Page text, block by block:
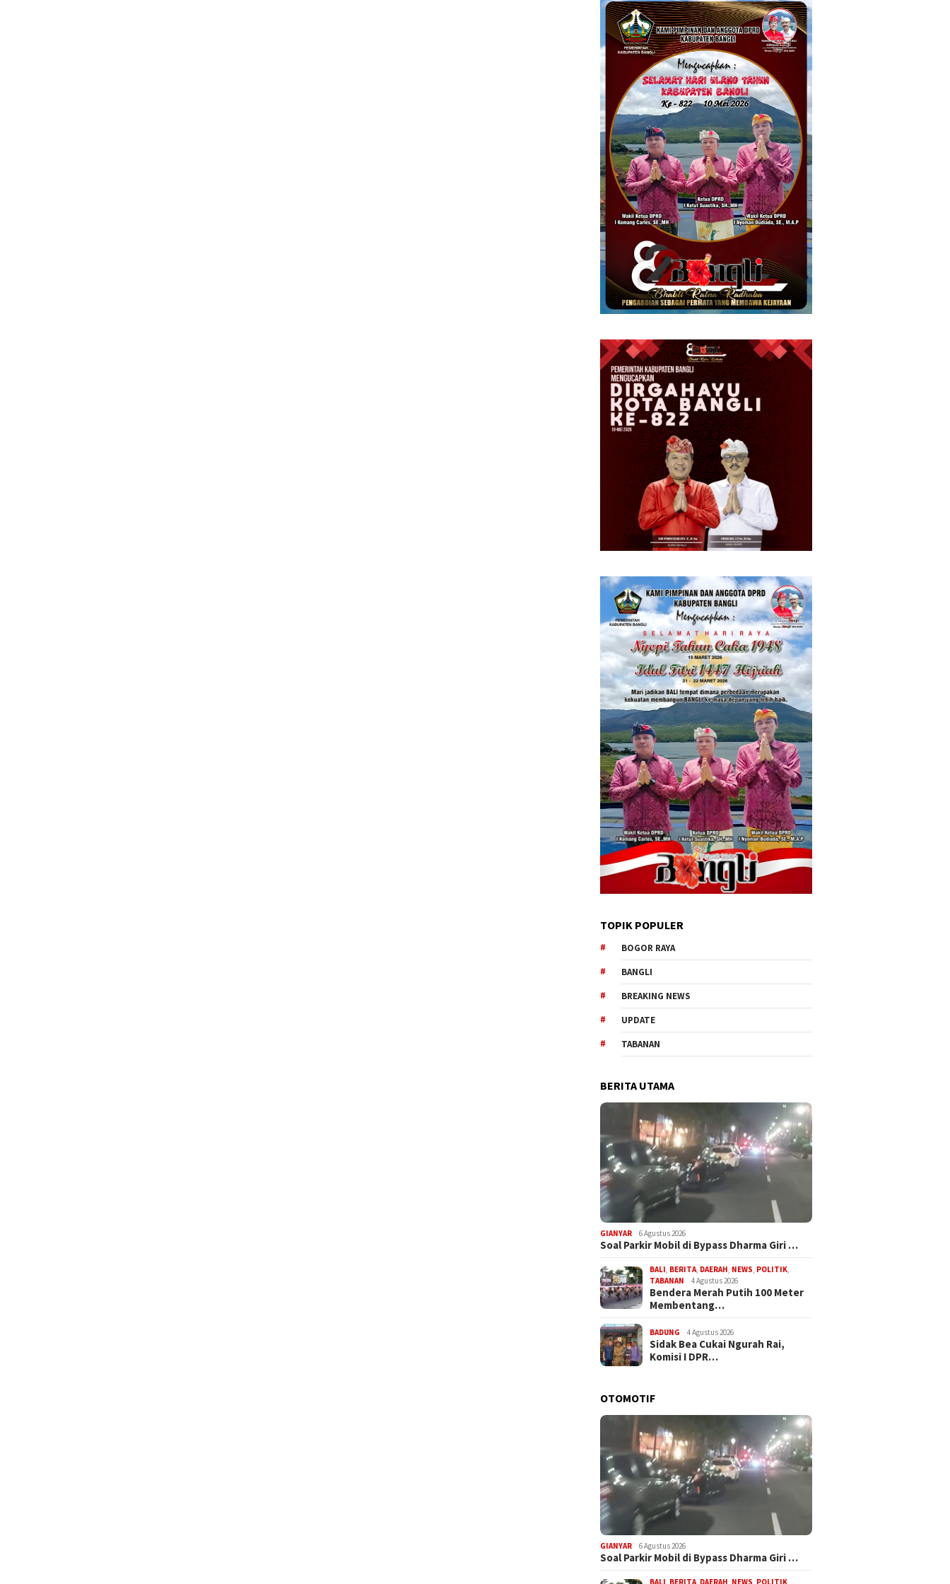
TOPIK POPULER
BOGOR RAYA
BANGLI
BREAKING NEWS
UPDATE
TABANAN
BERITA UTAMA
GIANYAR 6 Agustus 2026
Soal Parkir Mobil di Bypass Dharma Giri …
BALI, BERITA, DAERAH, NEWS, POLITIK,
TABANAN
4 Agustus 2026
Bendera Merah Putih 100 Meter
Membentang…
BADUNG 4 Agustus 2026
Sidak Bea Cukai Ngurah Rai,
Komisi I DPR…
OTOMOTIF
GIANYAR 6 Agustus 2026
Soal Parkir Mobil di Bypass Dharma Giri …
BALI BERITA DAERAH NEWS POLITIK